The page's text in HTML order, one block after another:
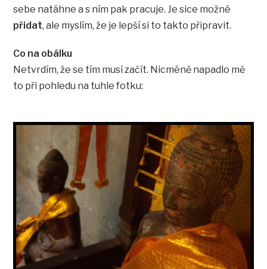
sebe natáhne a s ním pak pracuje. Je sice možné
přidat, ale myslím, že je lepší si to takto připravit.
Co na obálku
Netvrdím, že se tím musí začít. Nicméně napadlo mě
to při pohledu na tuhle fotku: